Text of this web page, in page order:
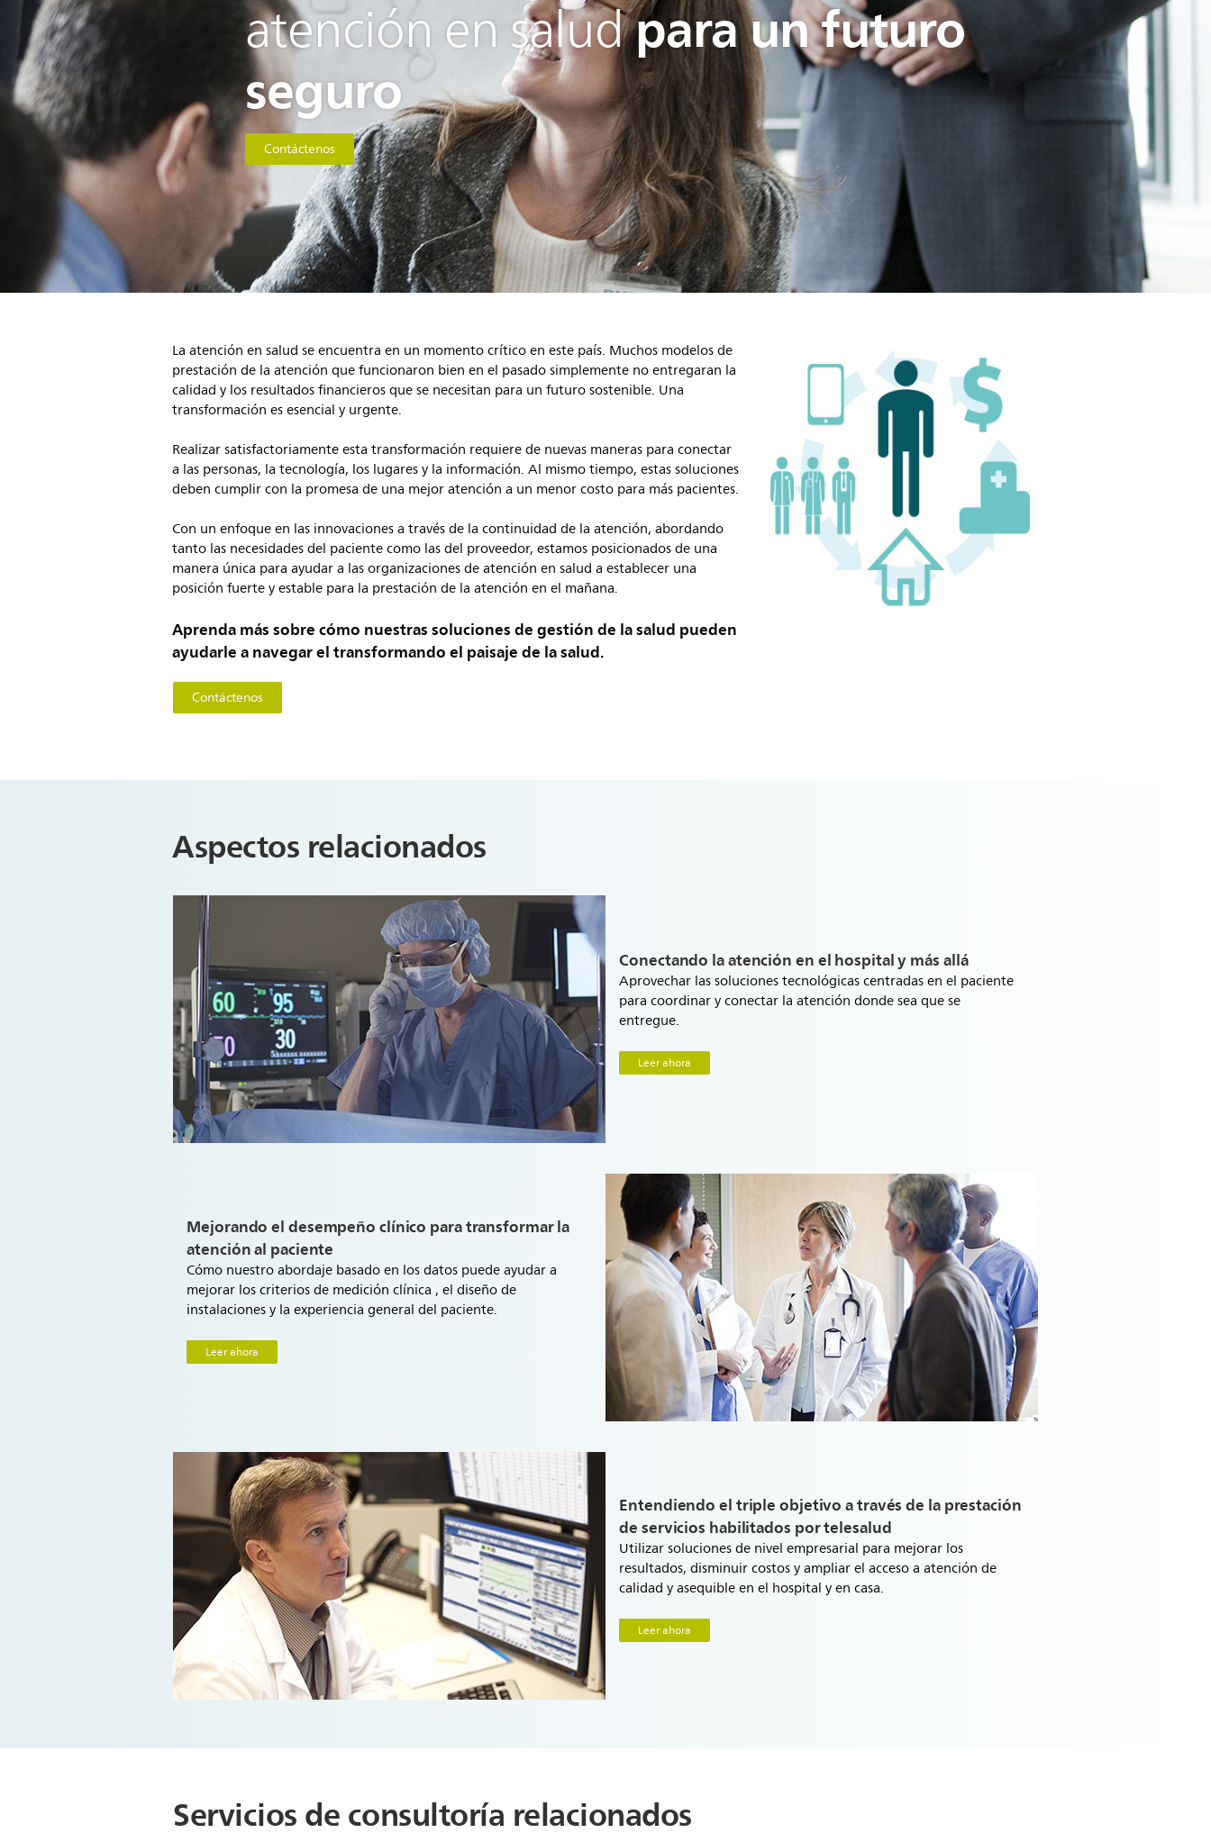
atención en saludpara un futuro
seguro
Contáctenos
La atención en salud se encuentra en un momento crítico en este país. Muchos modelos de
prestación de la atención que funcionaron bien en el pasado simplemente no entregaran la
calidad y los resultados financieros que se necesitan para un futuro sostenible. Una
transformación es esencial y urgente.
Realizar satisfactoriamente esta transformación requiere de nuevas maneras para conectar
a las personas, la tecnología, los lugares y la información. Al mismo tiempo, estas soluciones
deben cumplir con la promesa de una mejor atención a un menor costo para más pacientes.
Con un enfoque en las innovaciones a través de la continuidad de la atención, abordando
tanto las necesidades del paciente como las del proveedor, estamos posicionados de una
manera única para ayudar a las organizaciones de atención en salud a establecer una
posición fuerte y estable para la prestación de la atención en el mañana.
Aprenda más sobre cómo nuestras soluciones de gestión de la salud pueden
ayudarle a navegar el transformando el paisaje de la salud.
Contáctenos
Aspectos relacionados
Conectando la atención en el hospital y más allá
Aprovechar las soluciones tecnológicas centradas en el paciente
para coordinar y conectar la atención donde sea que se
entregue.
Leer ahora
Mejorando el desempeño clínico para transformar la
atención al paciente
Cómo nuestro abordaje basado en los datos puede ayudar a
mejorar los criterios de medición clínica , el diseño de
instalaciones y la experiencia general del paciente.
Leer ahora
Entendiendo el triple objetivo a través de la prestación
de servicios habilitados por telesalud
Utilizar soluciones de nivel empresarial para mejorar los
resultados, disminuir costos y ampliar el acceso a atención de
calidad y asequible en el hospital y en casa.
Leer ahora
Servicios de consultoría relacionados